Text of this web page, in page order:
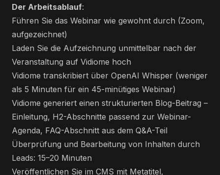
Der Arbeitsablauf:
Führen Sie das Webinar wie gewohnt durch (Zoom,
aufgezeichnet)
Laden Sie die Aufzeichnung unmittelbar nach der
Veranstaltung auf Vidiome hoch
Vidiome transkribiert über OpenAI Whisper (weniger
als 5 Minuten für ein 45-minütiges Webinar)
Vidiome generiert einen strukturierten Blog-Beitrag –
Einleitung, H2-Abschnitte passend zur Webinar-
Agenda, FAQ-Abschnitt aus dem Q&A-Teil
Überprüfung und Bearbeitung von Inhalten durch
Leads: 15–20 Minuten
Veröffentlichen Sie im CMS mit Metatitel,